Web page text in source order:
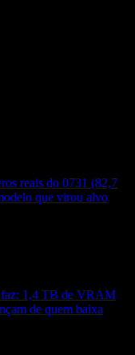
reais do 0731 (82,7
que virou alvo
faz: 1,4 TB de VRAM
de quem baixa